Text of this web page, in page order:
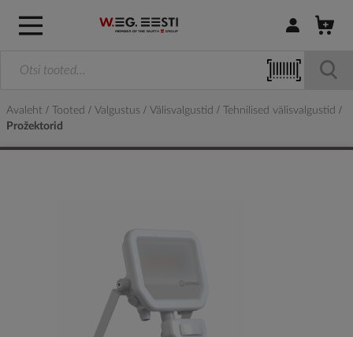
Logi sisse /
Avaleht Tooted Valgustus Välisvalgustid
Tehnilised välisvalgustid
Prožektorid